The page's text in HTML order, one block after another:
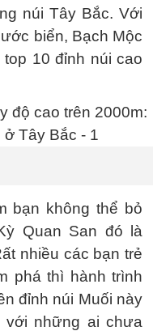
núi Tây Bắc. Với
biển, Bạch Mộc
10 đỉnh núi cao
bạn không thể bỏ
Quan San đó là
nhiều các bạn trẻ
phá thì hành trình
đỉnh núi Muối này
những ai chưa